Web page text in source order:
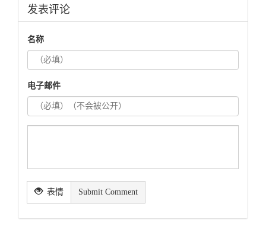
发表评论
名称
电子邮件
表情 Submit Comment